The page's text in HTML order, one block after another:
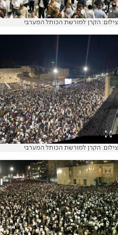
צילום: הקרן למורשת הכותל המערבי
צילום: הקרן למורשת הכותל המערבי